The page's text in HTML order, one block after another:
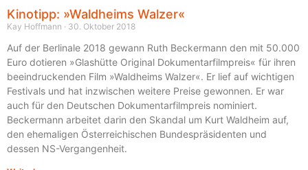
Kinotipp: »Waldheims Walzer«
Kay Hoffmann 30. Oktober 2018
Auf der Berlinale 2018 gewann Ruth Beckermann den mit 50.000
Euro dotieren »Glashütte Original Dokumentarfilmpreis« für ihren
beeindruckenden Film »Waldheims Walzer«. Er lief auf wichtigen
Festivals und hat inzwischen weitere Preise gewonnen. Er war
auch für den Deutschen Dokumentarfilmpreis nominiert.
Beckermann arbeitet darin den Skandal um Kurt Waldheim auf,
den ehemaligen Österreichischen Bundespräsidenten und
dessen NS-Vergangenheit.